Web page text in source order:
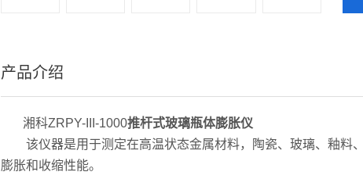
产品介绍
湘科ZRPY-III-1000推杆式玻璃瓶体膨胀仪
该仪器是用于测定在高温状态金属材料，陶瓷、玻璃、釉料
膨胀和收缩性能。